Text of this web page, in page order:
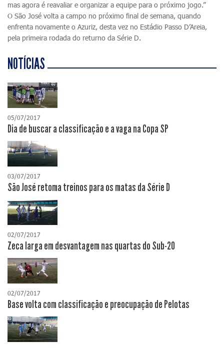
mas agora é reavaliar e organizar a equipe para o próximo jogo.”
O São José volta a campo no próximo final de semana, quando
enfrenta novamente o Azuriz, desta vez no Estádio Passo D’Areia,
pela primeira rodada do returno da Série D.
NOTÍCIAS
05/07/2017
Dia de buscar a classificação e a vaga na Copa SP
03/07/2017
São José retoma treinos para os matas da Série D
02/07/2017
Zeca larga em desvantagem nas quartas do Sub-20
02/07/2017
Base volta com classificação e preocupação de Pelotas